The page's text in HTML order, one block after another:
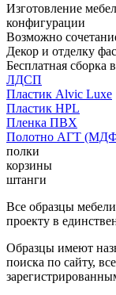
Изготовление
конфигурации
Возможно
Декор и отделку
Бесплатная сборка
ЛДСП
Пластик Alvic Luxe
Пластик HPL
Пленка ПВХ
Полотно АГТ
полки
корзины
штанги
Все образцы
проекту в
Образцы имеют
поиска по сайту,